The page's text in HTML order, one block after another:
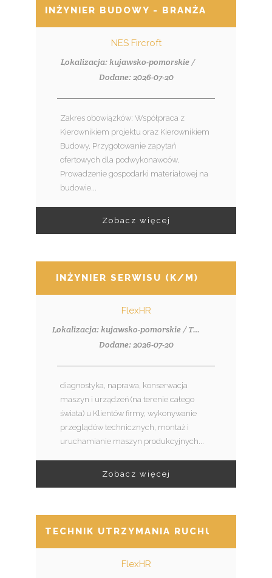
INŻYNIER BUDOWY - BRANŻA
NES Fircroft
Lokalizacja: kujawsko-pomorskie /
Dodane: 2026-07-20
Zakres obowiązków: Współpraca z
Kierownikiem projektu oraz Kierownikiem
Budowy, Przygotowanie zapytań
ofertowych dla podwykonawców,
Prowadzenie gospodarki materiałowej na
budowie...
Zobacz więcej
INŻYNIER SERWISU (K/M)
FlexHR
Lokalizacja: kujawsko-pomorskie / Toruń
Dodane: 2026-07-20
diagnostyka, naprawa, konserwacja
maszyn i urządzeń (na terenie całego
świata) u Klientów firmy, wykonywanie
przeglądów technicznych, montaż i
uruchamianie maszyn produkcyjnych...
Zobacz więcej
TECHNIK UTRZYMANIA RUCHU (K/M)
FlexHR